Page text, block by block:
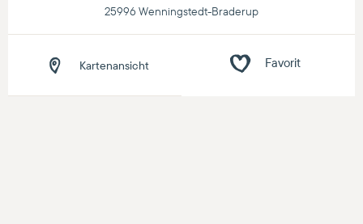
25996 Wenningstedt-Braderup
Kartenansicht